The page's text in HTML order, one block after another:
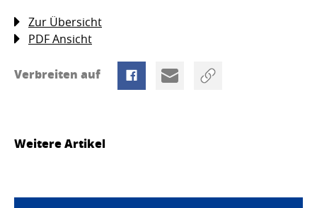
Zur Übersicht
PDF Ansicht
Verbreiten auf
Weitere Artikel